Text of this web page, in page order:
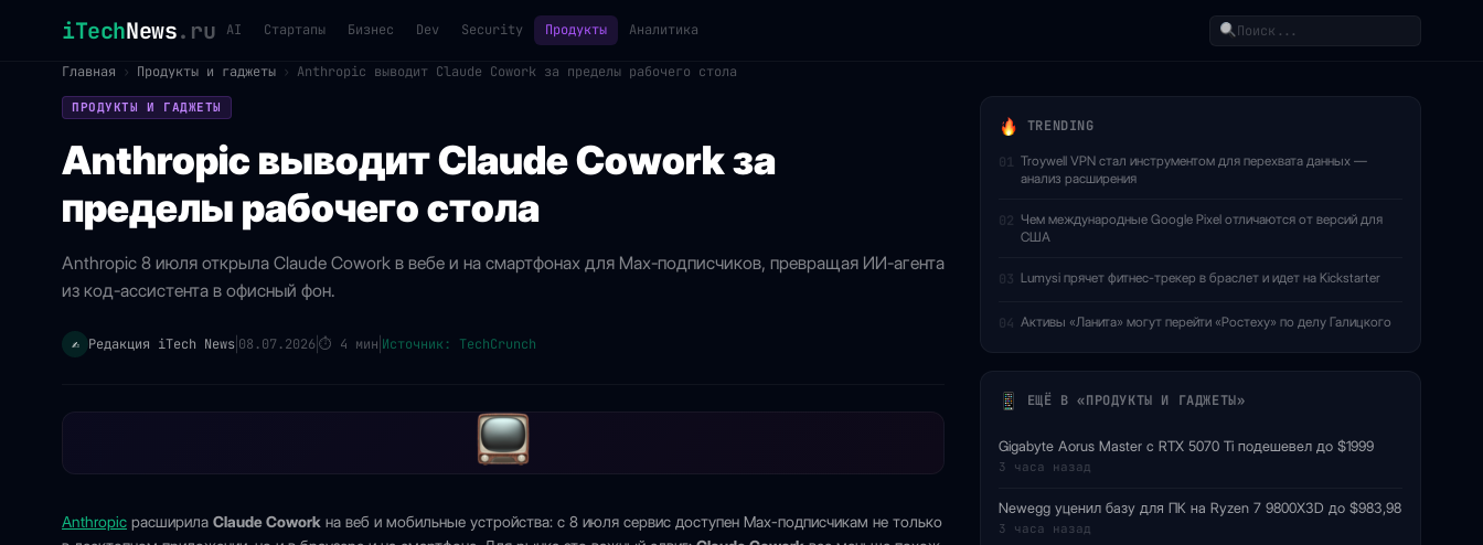
iTechNews.ru AI Стартапы Бизнес Dev Security Продукты Аналитика
Поиск
Главная
› Продукты и гаджеты › Anthropic выводит Claude Cowork за пределы рабочего стола
ПРОДУКТЫ И ГАДЖЕТЫ
Anthropic выводит Claude Cowork за
пределы рабочего стола
Anthropic 8 июля открыла Claude Cowork в вебе и на смартфонах для Max-подписчиков, превращая ИИ-агента
из код-ассистента в офисный фон.
✍️ Редакция iTech News 08.07.2026⏱ 4 мин Источник: TechCrunch
Anthropic расширила Claude Cowork на веб и мобильные устройства: с 8 июля сервис доступен Max-подписчикам не только
TRENDING
01 Troywell VPN стал инструментом для перехвата данных —
анализ расширения
02 Чем международные Google Pixel отличаются от версий для
США
03 Lumysi прячет фитнес-трекер в браслет и идет на Kickstarter
04 Активы «Ланита» могут перейти «Ростеху» по делу Галицкого
ЕЩЁ В «ПРОДУКТЫ И ГАДЖЕТЫ»
Gigabyte Aorus Master с RTX 5070 Ti подешевел до $1999
3 часа назад
Newegg уценил базу для ПК на Ryzen 7 9800X3D до $983,98
3 часа назад